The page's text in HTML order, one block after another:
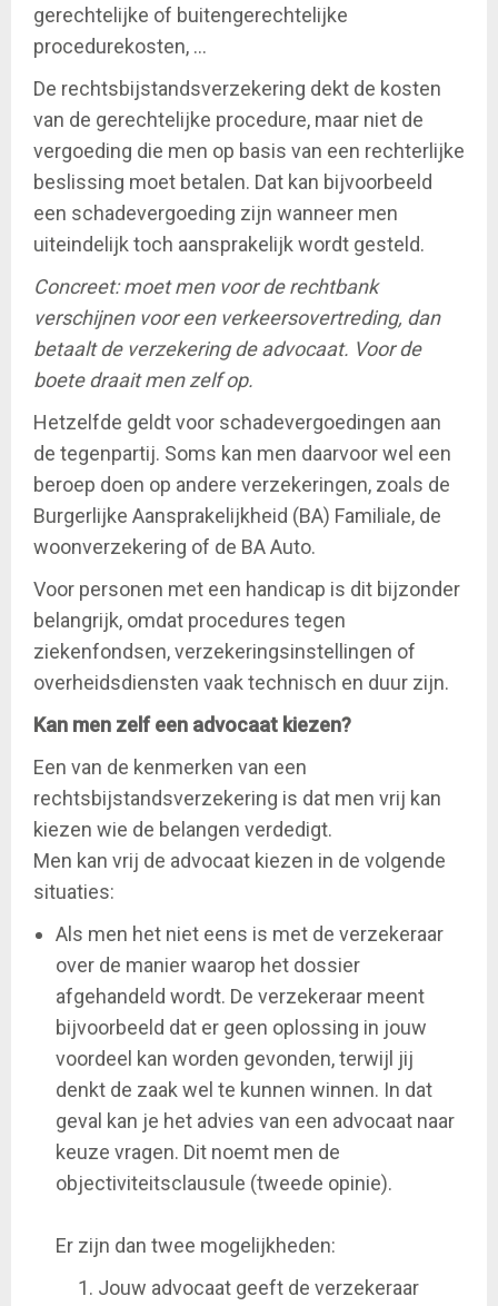
gerechtelijke of buitengerechtelijke
procedurekosten, ...
De rechtsbijstandsverzekering dekt de kosten
van de gerechtelijke procedure, maar niet de
vergoeding die men op basis van een rechterlijke
beslissing moet betalen. Dat kan bijvoorbeeld
een schadevergoeding zijn wanneer men
uiteindelijk toch aansprakelijk wordt gesteld.
Concreet: moet men voor de rechtbank
verschijnen voor een verkeersovertreding, dan
betaalt de verzekering de advocaat. Voor de
boete draait men zelf op.
Hetzelfde geldt voor schadevergoedingen aan
de tegenpartij. Soms kan men daarvoor wel een
beroep doen op andere verzekeringen, zoals de
Burgerlijke Aansprakelijkheid (BA) Familiale, de
woonverzekering of de BA Auto.
Voor personen met een handicap is dit bijzonder
belangrijk, omdat procedures tegen
ziekenfondsen, verzekeringsinstellingen of
overheidsdiensten vaak technisch en duur zijn.
Kan men zelf een advocaat kiezen?
Een van de kenmerken van een
rechtsbijstandsverzekering is dat men vrij kan
kiezen wie de belangen verdedigt.
Men kan vrij de advocaat kiezen in de volgende
situaties:
Als men het niet eens is met de verzekeraar
over de manier waarop het dossier
afgehandeld wordt. De verzekeraar meent
bijvoorbeeld dat er geen oplossing in jouw
voordeel kan worden gevonden, terwijl jij
denkt de zaak wel te kunnen winnen. In dat
geval kan je het advies van een advocaat naar
keuze vragen. Dit noemt men de
objectiviteitsclausule (tweede opinie).
Er zijn dan twee mogelijkheden:
1. Jouw advocaat geeft de verzekeraar